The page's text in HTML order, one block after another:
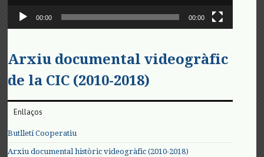
00:00 00:00
Arxiu documental videogràfic
de la CIC (2010-2018)
Enllaços
Butlletí Cooperatiu
Arxiu documental històric videogràfic (2010-2018)